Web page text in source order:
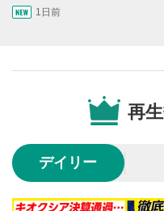
2
再生/一時停止
動画を再生または一時
10秒戻し/10秒送り
10秒、動画を巻き戻し/
シークバー
再生位置を示していま
1日前
再
デイリー